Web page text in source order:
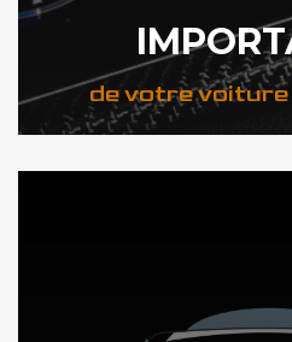
de votre
DÉCOUVREZ NOTRE